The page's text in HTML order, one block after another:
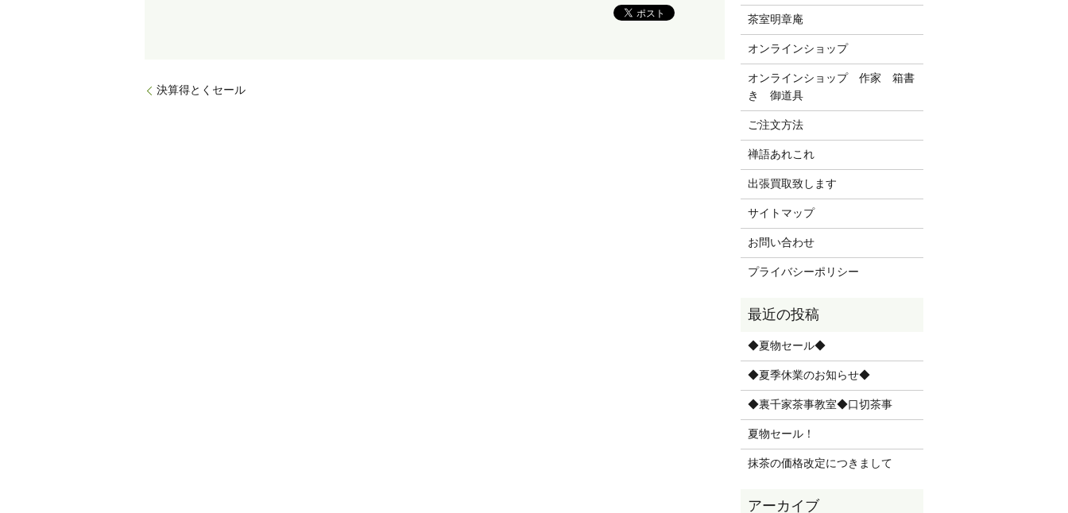
決算得とくセール
茶室明章庵
オンラインショップ
オンラインショップ 作家 箱書
き 御道具
ご注文方法
禅語あれこれ
出張買取致します
サイトマップ
お問い合わせ
プライバシーポリシー
◆夏物セール◆
◆夏季休業のお知らせ◆
◆裏千家茶事教室◆口切茶事
夏物セール！
抹茶の価格改定につきまして